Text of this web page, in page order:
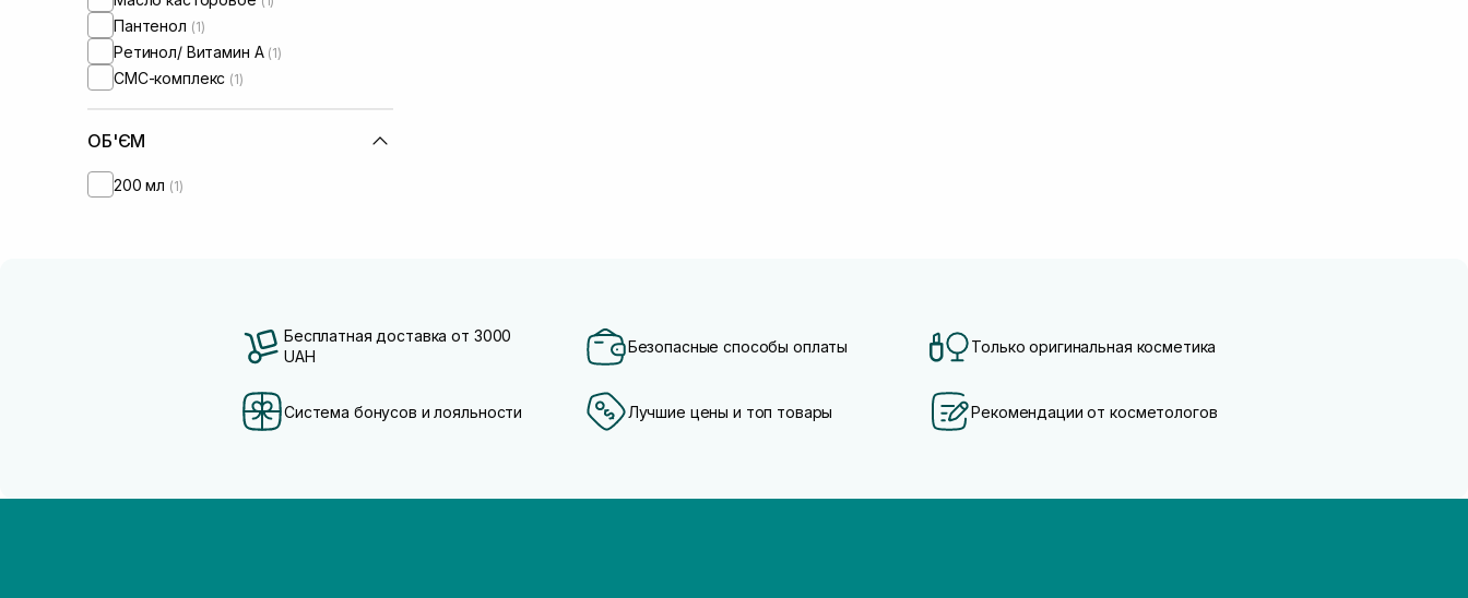
Пантенол (1)
Ретинол/ Витамин А (1)
СМС-комплекс (1)
ОБ'ЄМ
200 мл (1)
Бесплатная доставка от 3000
UAH
Безопасные способы оплаты Только оригинальная косметика
Система бонусов и лояльности Лучшие цены и топ товары Рекомендации от косметологов